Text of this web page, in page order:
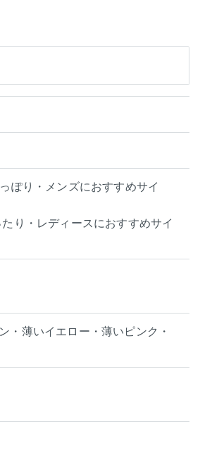
ぽり・メンズにおすすめサイ
り・レディースにおすすめサイ
・薄いイエロー・薄いピンク・